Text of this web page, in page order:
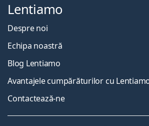
Lentiamo
Despre noi
Echipa noastră
Blog Lentiamo
Avantajele cumpărăturilor cu
Contactează-ne